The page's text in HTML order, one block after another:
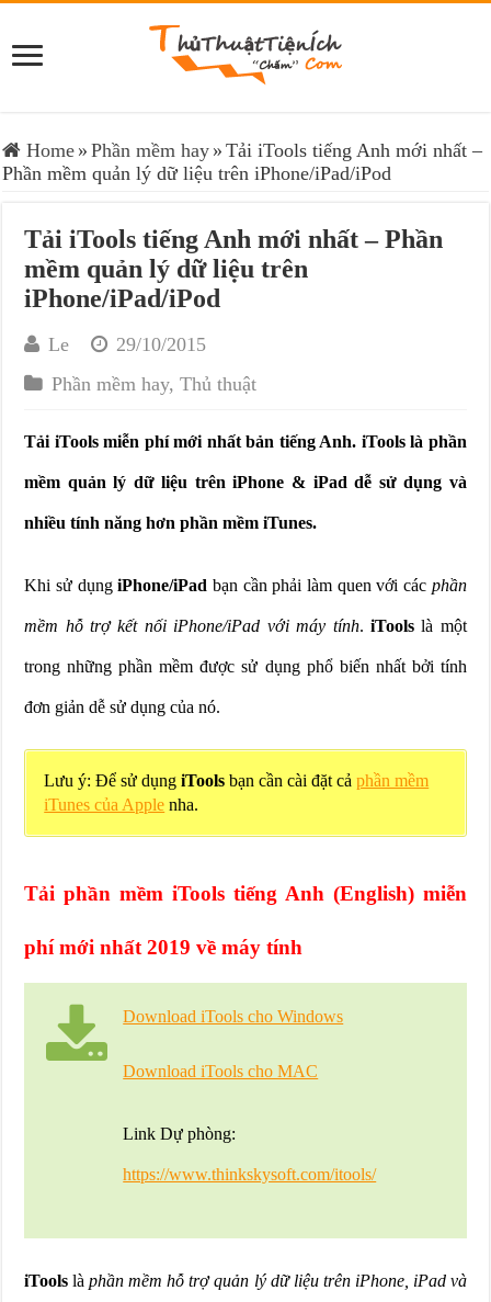
Home » Phần mềm hay » Tải iTools tiếng Anh mới nhất –
Phần mềm quản lý dữ liệu trên iPhone/iPad/iPod
Tải iTools tiếng Anh mới nhất – Phần
mềm quản lý dữ liệu trên
iPhone/iPad/iPod
Le
29/10/2015
Phần mềm hay,Thủ thuật
Tải iTools miễn phí mới nhất bản tiếng Anh. iTools là phần
mềm quản lý dữ liệu trên iPhone & iPad dễ sử dụng và
nhiều tính năng hơn phần mềm iTunes.
Khi sử dụngiPhone/iPad bạn cần phải làm quen với các phần
mềm hỗ trợ kết nối iPhone/iPad với máy tính. iToolslà một
trong những phần mềm được sử dụng phổ biến nhất bởi tính
đơn giản dễ sử dụng của nó.
Lưu ý: Để sử dụngiTools bạn cần cài đặt cảphần mềm
iTunes của Apple nha.
Tải phần mềm iTools tiếng Anh (English) miễn
phí mới nhất 2019 về máy tính
Download iTools cho Windows
Download iTools cho MAC
Link Dự phòng:
https://www.thinkskysoft.com/itools/
iTools làphần mềm hỗ trợ quản lý dữ liệu trên iPhone, iPad và